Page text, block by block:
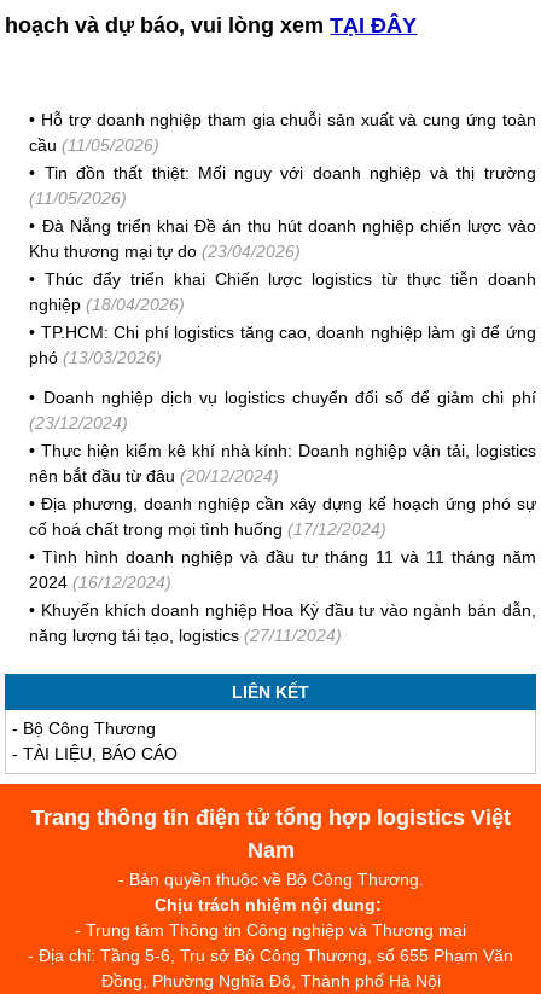
hoạch và dự báo, vui lòng xemTẠI ĐÂY
• Hỗ trợ doanh nghiệp tham gia chuỗi sản xuất và cung ứng toàn
cầu (11/05/2026)
• Tin đồn thất thiệt: Mối nguy với doanh nghiệp và thị trường
(11/05/2026)
• Đà Nẵng triển khai Đề án thu hút doanh nghiệp chiến lược vào
Khu thương mại tự do (23/04/2026)
•Thúc đẩy triển khai Chiến lược logistics từ thực tiễn doanh
nghiệp (18/04/2026)
• TP.HCM: Chi phí logistics tăng cao, doanh nghiệp làm gì để ứng
phó (13/03/2026)
• Doanh nghiệp dịch vụ logistics chuyển đổi số để giảm chi phí
(23/12/2024)
•Thực hiện kiểm kê khí nhà kính: Doanh nghiệp vận tải, logistics
nên bắt đầu từ đâu (20/12/2024)
•Địa phương, doanh nghiệp cần xây dựng kế hoạch ứng phó sự
cố hoá chất trong mọi tình huống (17/12/2024)
•Tình hình doanh nghiệp và đầu tư tháng 11 và 11 tháng năm
2024 (16/12/2024)
• Khuyến khích doanh nghiệp Hoa Kỳ đầu tư vào ngành bán dẫn,
năng lượng tái tạo, logistics (27/11/2024)
LIÊN KẾT
- Bộ Công Thương
-TÀI LIỆU, BÁO CÁO
Trang thông tin điện tử tổng hợp logistics Việt
Nam
- Bản quyền thuộc về Bộ Công Thương.
Chịu trách nhiệm nội dung:
- Trung tâm Thông tin Công nghiệp và Thương mại
- Địa chỉ: Tầng 5-6, Trụ sở Bộ Công Thương, số 655 Phạm Văn
Đồng, Phường Nghĩa Đô, Thành phố Hà Nội